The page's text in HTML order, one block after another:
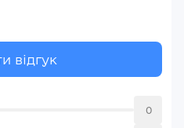
відгук
0